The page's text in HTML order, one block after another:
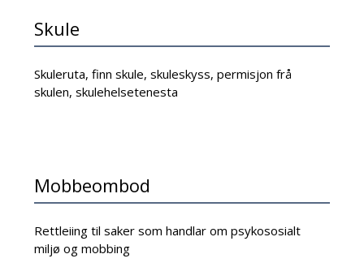
Skule
Skuleruta, finn skule, skuleskyss, permisjon frå
skulen, skulehelsetenesta
Mobbeombod
Rettleiing til saker som handlar om psykososialt
miljø og mobbing